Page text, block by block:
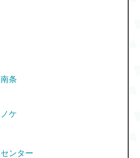
条
ケ
ンター